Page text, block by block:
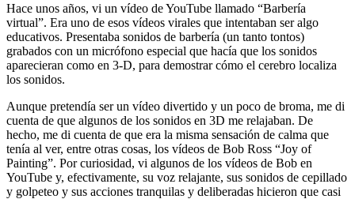
Hace unos años, vi un vídeo de YouTube llamado “Barbería
virtual”. Era uno de esos vídeos virales que intentaban ser algo
educativos. Presentaba sonidos de barbería (un tanto tontos)
grabados con un micrófono especial que hacía que los sonidos
aparecieran como en 3-D, para demostrar cómo el cerebro localiza
los sonidos.
Aunque pretendía ser un vídeo divertido y un poco de broma, me di
cuenta de que algunos de los sonidos en 3D me relajaban. De
hecho, me di cuenta de que era la misma sensación de calma que
tenía al ver, entre otras cosas, los vídeos de Bob Ross “Joy of
Painting”. Por curiosidad, vi algunos de los vídeos de Bob en
YouTube y, efectivamente, su voz relajante, sus sonidos de cepillado
y golpeteo y sus acciones tranquilas y deliberadas hicieron que casi